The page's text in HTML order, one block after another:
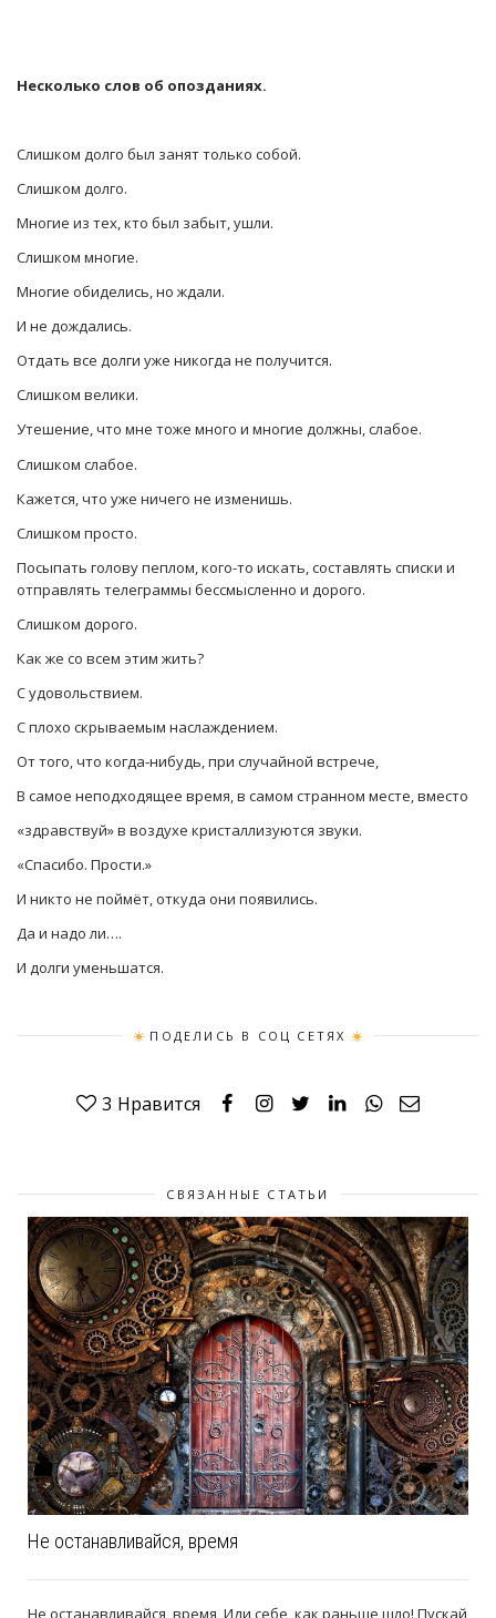
Несколько слов об опозданиях.
Слишком долго был занят только собой.
Слишком долго.
Многие из тех, кто был забыт, ушли.
Слишком многие.
Многие обиделись, но ждали.
И не дождались.
Отдать все долги уже никогда не получится.
Слишком велики.
Утешение, что мне тоже много и многие должны, слабое.
Слишком слабое.
Кажется, что уже ничего не изменишь.
Слишком просто.
Посыпать голову пеплом, кого-то искать, составлять списки и
отправлять телеграммы бессмысленно и дорого.
Слишком дорого.
Как же со всем этим жить?
С удовольствием.
С плохо скрываемым наслаждением.
От того, что когда-нибудь, при случайной встрече,
В самое неподходящее время, в самом странном месте, вместо
«здравствуй» в воздухе кристаллизуются звуки.
«Спасибо. Прости.»
И никто не поймёт, откуда они появились.
Да и надо ли….
И долги уменьшатся.
ПОДЕЛИСЬ В СОЦ СЕТЯХ
3 Нравится
СВЯЗАННЫЕ СТАТЬИ
Не останавливайся, время